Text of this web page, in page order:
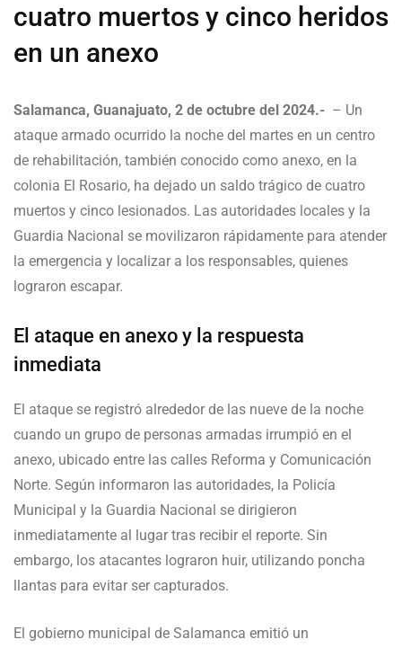
cuatro muertos y cinco heridos
en un anexo
Salamanca, Guanajuato, 2 de octubre del 2024.- – Un
ataque armado ocurrido la noche del martes en un centro
de rehabilitación, también conocido como anexo, en la
colonia El Rosario, ha dejado un saldo trágico de cuatro
muertos y cinco lesionados. Las autoridades locales y la
Guardia Nacional se movilizaron rápidamente para atender
la emergencia y localizar a los responsables, quienes
lograron escapar.
El ataque en anexo y la respuesta
inmediata
El ataque se registró alrededor de las nueve de la noche
cuando un grupo de personas armadas irrumpió en el
anexo, ubicado entre las calles Reforma y Comunicación
Norte. Según informaron las autoridades, la Policía
Municipal y la Guardia Nacional se dirigieron
inmediatamente al lugar tras recibir el reporte. Sin
embargo, los atacantes lograron huir, utilizando poncha
llantas para evitar ser capturados.
El gobierno municipal de Salamanca emitió un